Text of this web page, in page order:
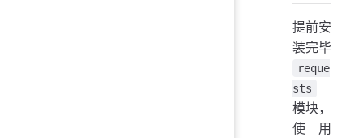
提前安
装完毕
reque
sts
模块，
使用